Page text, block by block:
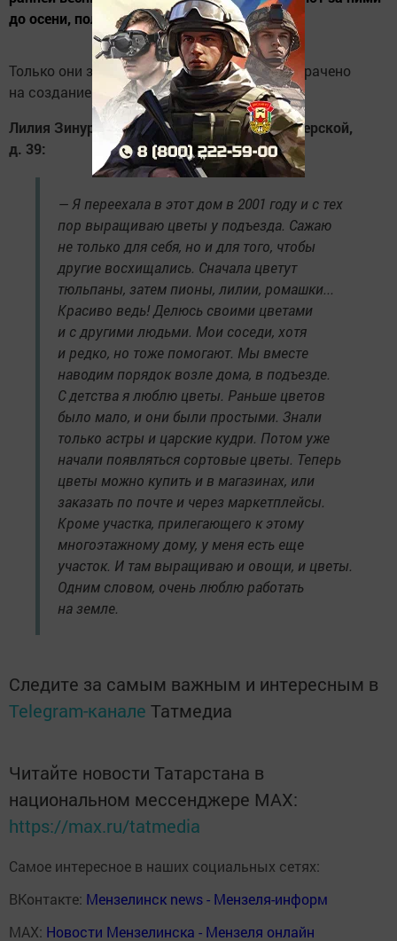
до осени, поливают.
Только они знают, сколько усилий было потрачено
на создание этой красоты.
Лилия Зинурова, проживающая на ул.Пионерской,
д. 39:
— Я переехала в этот дом в 2001 году и с тех
пор выращиваю цветы у подъезда. Сажаю
не только для себя, но и для того, чтобы
другие восхищались. Сначала цветут
тюльпаны, затем пионы, лилии, ромашки...
Красиво ведь! Делюсь своими цветами
и с другими людьми. Мои соседи, хотя
и редко, но тоже помогают. Мы вместе
наводим порядок возле дома, в подъезде.
С детства я люблю цветы. Раньше цветов
было мало, и они были простыми. Знали
только астры и царские кудри. Потом уже
начали появляться сортовые цветы. Теперь
цветы можно купить и в магазинах, или
заказать по почте и через маркетплейсы.
Кроме участка, прилегающего к этому
многоэтажному дому, у меня есть еще
участок. И там выращиваю и овощи, и цветы.
Одним словом, очень люблю работать
на земле.
Следите за самым важным и интересным в
Telegram-канале Татмедиа
Читайте новости Татарстана в
национальном мессенджере MАХ:
https://max.ru/tatmedia
Самое интересное в наших социальных сетях:
ВКонтакте: Мензелинск news - Мензеля-информ
MAX: Новости Мензелинска - Мензеля онлайн